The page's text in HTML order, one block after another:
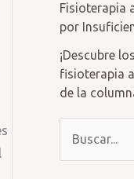
Fisioterapia
por
¡Descubre
fisioterapia
de la